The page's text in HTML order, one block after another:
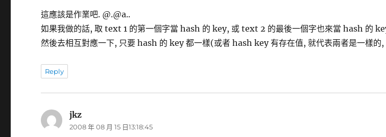
這應該是作業吧. @.@a..
如果我做的話, 取 text 1 的第一個字當 hash 的 key, 或 text 2 的最後一個字也來當 hash 的
然後去相互對應一下, 只要 hash 的 key 都一樣(或者 hash key 有存在值, 就代表兩者是一樣的
Reply
jkz
示:
2008 年 08 月 15 日13:18:45